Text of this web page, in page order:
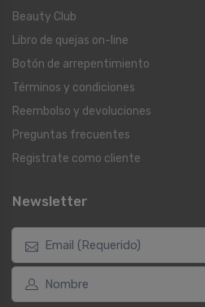
Beauty Club
Libro de quejas on-line
Botón de arrepentimiento
Términos y condiciones
Reembolso y devoluciones
Preguntas frecuentes
Registrate como cliente
Newsletter